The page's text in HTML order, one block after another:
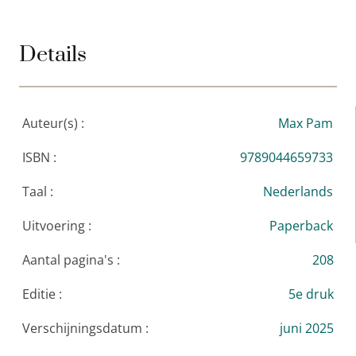
Details
Auteur(s) :
Max Pam
ISBN :
9789044659733
Taal :
Nederlands
Uitvoering :
Paperback
Aantal pagina's :
208
Editie :
5e druk
Verschijningsdatum :
juni 2025